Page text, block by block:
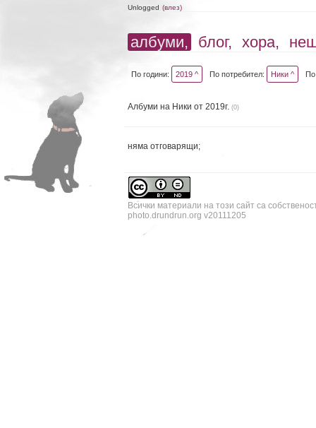
Unlogged (влез)
албуми, блог, хора,
По години: 2019 ^ По потребител: Ники ^
Албуми на Ники от 2019г. (0)
няма отговарящи;
Всички материали на този сайт са
photo.drundrun.org v20111205